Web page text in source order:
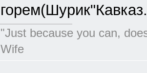
"Just because you can,
Wife